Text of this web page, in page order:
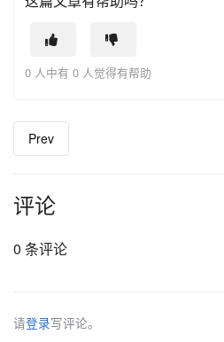
0 人中有 0 人觉得有帮助
Prev
评论
0 条评论
请登录写评论。